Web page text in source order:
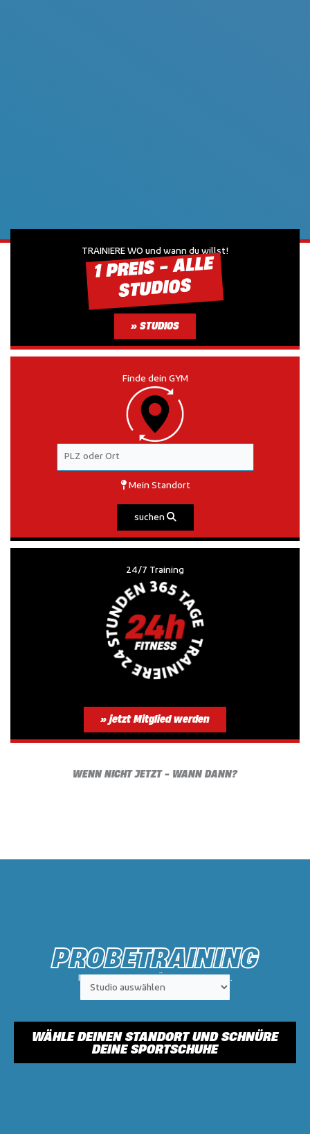
TRAINIERE WO und wann du willst!
1 PREIS - ALLE
STUDIOS
» STUDIOS
Finde dein GYM
Mein Standort
suchen
24/7 Training
» jetzt Mitglied werden
WENN NICHT JETZT - WANN DANN?
PROBETRAINING
PROBIERE. ERLEBE. ÜBERZEUGE DICH.
WÄHLE DEINEN STANDORT UND SCHNÜRE
DEINE SPORTSCHUHE